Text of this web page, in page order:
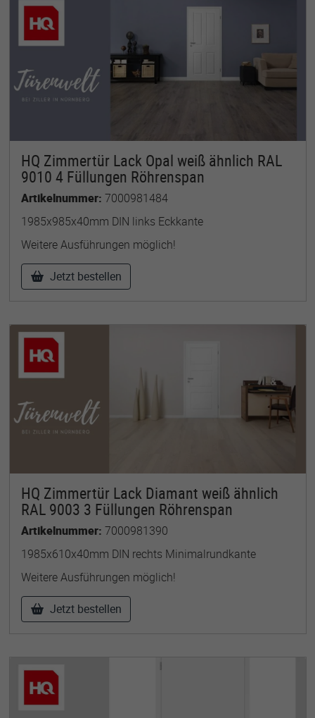
HQ Zimmertür Lack Opal weiß ähnlich RAL
9010 4 Füllungen Röhrenspan
Artikelnummer: 7000981484
1985x985x40mm DIN links Eckkante
Weitere Ausführungen möglich!
Jetzt bestellen
HQ Zimmertür Lack Diamant weiß ähnlich
RAL 9003 3 Füllungen Röhrenspan
Artikelnummer: 7000981390
1985x610x40mm DIN rechts Minimalrundkante
Weitere Ausführungen möglich!
Jetzt bestellen